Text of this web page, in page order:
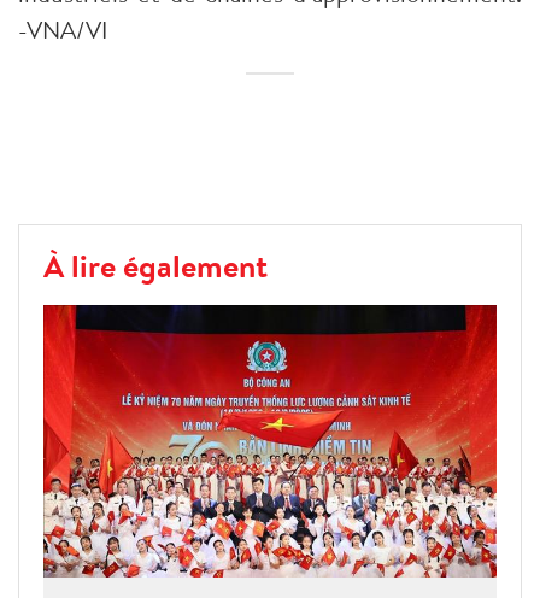
-VNA/VI
À lire également